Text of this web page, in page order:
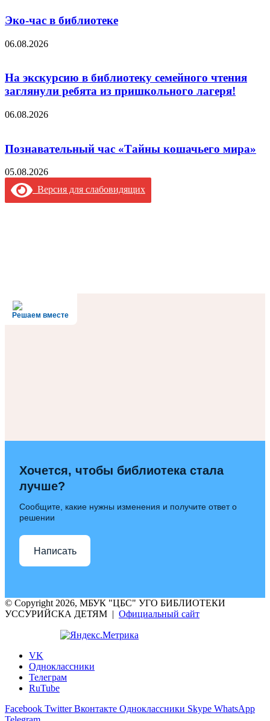
Эко-час в библиотеке
06.08.2026
На экскурсию в библиотеку семейного чтения
заглянули ребята из пришкольного лагеря!
06.08.2026
Познавательный час «Тайны кошачьего мира»
05.08.2026
Версия для слабовидящих
Решаем вместе
Хочется, чтобы библиотека стала
лучше?
Сообщите, какие нужны изменения и получите ответ о
решении
Написать
© Copyright 2026, МБУК "ЦБС" УГО БИБЛИОТЕКИ
УССУРИЙСКА ДЕТЯМ | Официальный сайт
VK
Одноклассники
Телеграм
RuTube
Facebook Twitter Вконтакте Одноклассники Skype WhatsApp